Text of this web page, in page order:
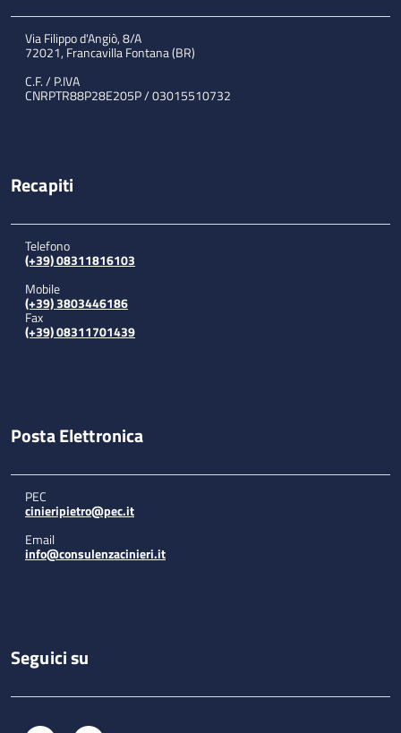
Via Filippo d'Angiò, 8/A
72021, Francavilla Fontana (BR)
C.F. / P.IVA
CNRPTR88P28E205P / 03015510732
Recapiti
Telefono
(+39) 08311816103
Mobile
(+39) 3803446186
Fax
(+39) 08311701439
Posta Elettronica
PEC
cinieripietro@pec.it
Email
info@consulenzacinieri.it
Seguici su